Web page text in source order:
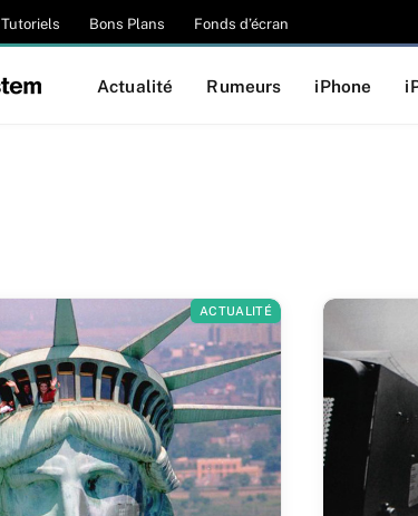
Tutoriels Bons Plans Fonds d’écran
Actualité Rumeurs iPhone
ACTUALITÉ